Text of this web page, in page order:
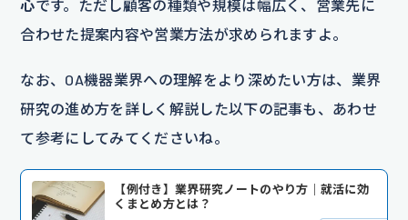
心です。ただし顧客の種類や規模は幅広く、営業先に
合わせた提案内容や営業方法が求められますよ。
なお、OA機器業界への理解をより深めたい方は、業界
研究の進め方を詳しく解説した以下の記事も、あわせ
て参考にしてみてくださいね。
【例付き】業界研究ノートのやり方｜就活に効
くまとめ方とは？